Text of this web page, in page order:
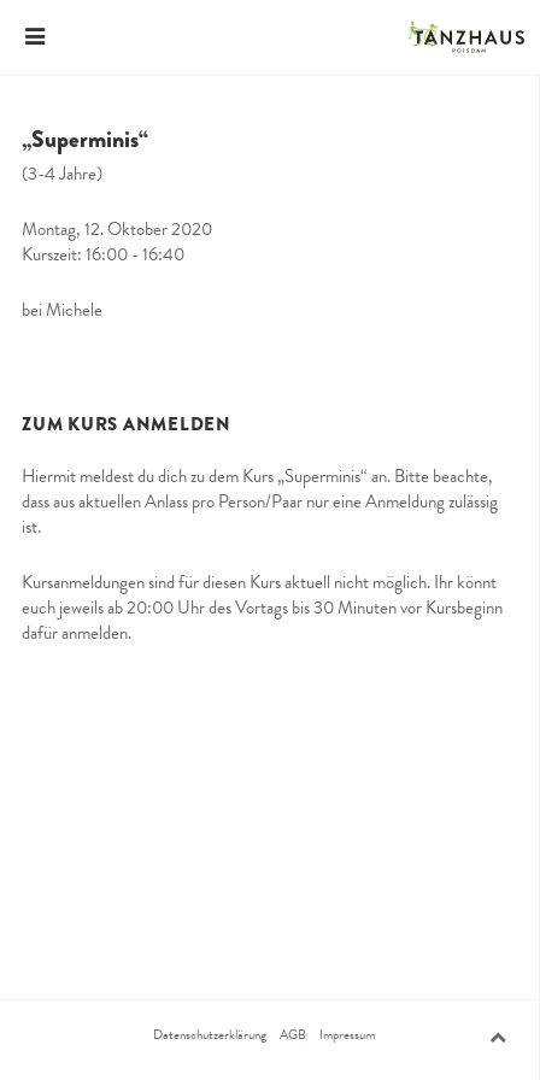
„Superminis“
(3-4 Jahre)
Montag, 12. Oktober 2020
Kurszeit: 16:00 - 16:40
bei Michele
ZUM KURS ANMELDEN
Hiermit meldest du dich zu dem Kurs „Superminis“ an. Bitte beachte,
dass aus aktuellen Anlass pro Person/Paar nur eine Anmeldung zulässig
ist.
Kursanmeldungen sind für diesen Kurs aktuell nicht möglich. Ihr könnt
euch jeweils ab 20:00 Uhr des Vortags bis 30 Minuten vor Kursbeginn
dafür anmelden.
Datenschutzerklärung AGB Impressum